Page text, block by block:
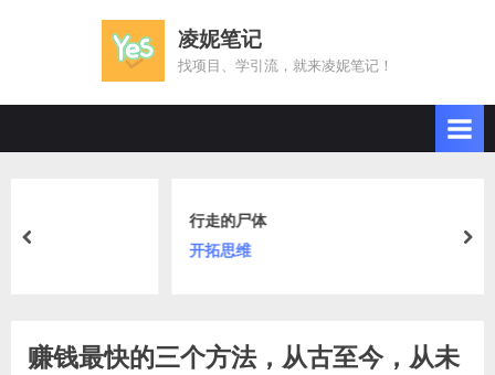
凌妮笔记
找项目、学引流，就来凌妮笔记！
prev
赚钱最快的三个方法，从古至今，从未